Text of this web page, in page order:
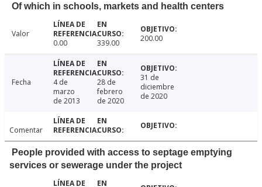
Of which in schools, markets and health centers
Valor
0.00
339.00 200.00
Fecha
4 de
marzo
de 2013
28 de
febrero
de 2020
31 de
diciembre
de 2020
Comentar
People provided with access to septage emptying
services or sewerage under the project